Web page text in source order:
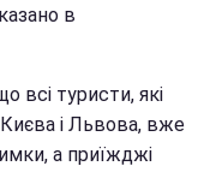
в
всі туристи, які
Києва і Львова, вже
а приїжджі